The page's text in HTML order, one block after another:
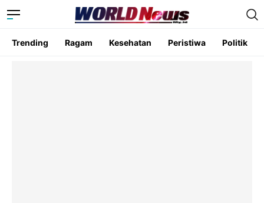
Trending Ragam Kesehatan Peristiwa Politik